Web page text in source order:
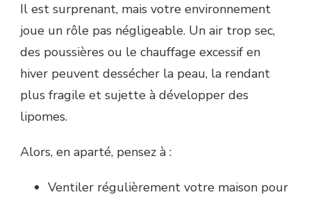
Il est surprenant, mais votre environnement
joue un rôle pas négligeable. Un air trop sec,
des poussières ou le chauffage excessif en
hiver peuvent dessécher la peau, la rendant
plus fragile et sujette à développer des
lipomes.
Alors, en aparté, pensez à :
Ventiler régulièrement votre maison pour